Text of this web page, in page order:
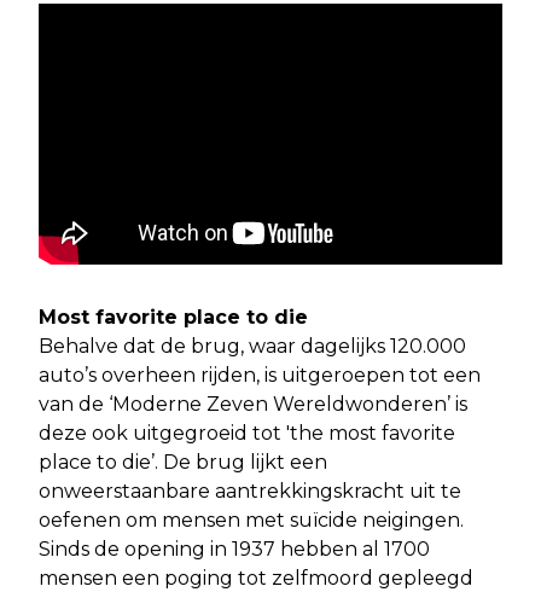
Most favorite place to die
Behalve dat de brug, waar dagelijks 120.000
auto’s overheen rijden, is uitgeroepen tot een
van de ‘Moderne Zeven Wereldwonderen’ is
deze ook uitgegroeid tot 'the most favorite
place to die’. De brug lijkt een
onweerstaanbare aantrekkingskracht uit te
oefenen om mensen met suïcide neigingen.
Sinds de opening in 1937 hebben al 1700
mensen een poging tot zelfmoord gepleegd